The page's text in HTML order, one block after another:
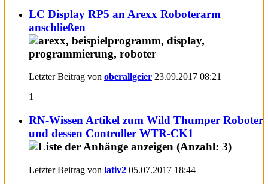
LC Display RP5 an Arexx Roboterarm
anschließen
Letzter Beitrag von oberallgeier 23.09.2017 08:21
1
RN-Wissen Artikel zum Wild Thumper Roboter
und dessen Controller WTR-CK1
Letzter Beitrag von lativ2 05.07.2017 18:44